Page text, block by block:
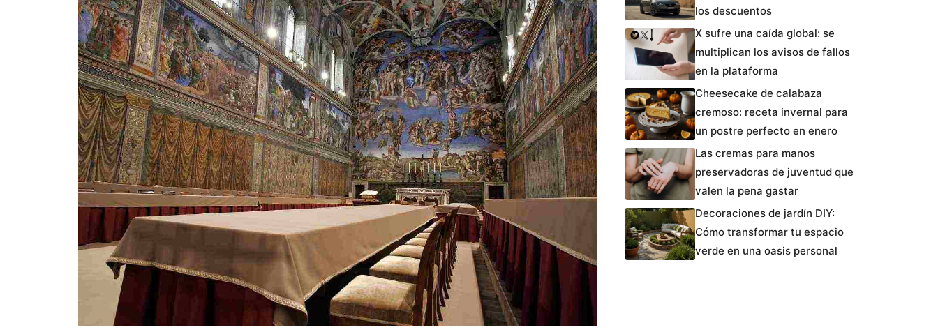
los descuentos
X sufre una caída global: se
multiplican los avisos de fallos
en la plataforma
Cheesecake de calabaza
cremoso: receta invernal para
un postre perfecto en enero
Las cremas para manos
preservadoras de juventud que
valen la pena gastar
Decoraciones de jardín DIY:
Cómo transformar tu espacio
verde en una oasis personal